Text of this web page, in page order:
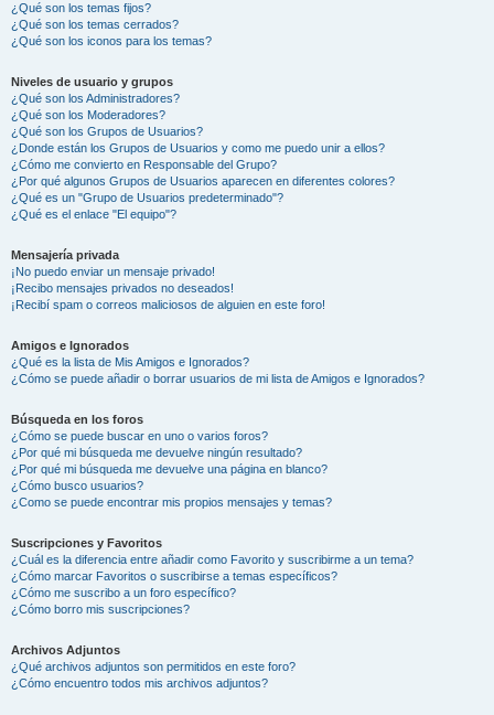
¿Qué son los temas fijos?
¿Qué son los temas cerrados?
¿Qué son los iconos para los temas?
Niveles de usuario y grupos
¿Qué son los Administradores?
¿Qué son los Moderadores?
¿Qué son los Grupos de Usuarios?
¿Donde están los Grupos de Usuarios y como me puedo unir a ellos?
¿Cómo me convierto en Responsable del Grupo?
¿Por qué algunos Grupos de Usuarios aparecen en diferentes colores?
¿Qué es un "Grupo de Usuarios predeterminado"?
¿Qué es el enlace "El equipo"?
Mensajería privada
¡No puedo enviar un mensaje privado!
¡Recibo mensajes privados no deseados!
¡Recibí spam o correos maliciosos de alguien en este foro!
Amigos e Ignorados
¿Qué es la lista de Mis Amigos e Ignorados?
¿Cómo se puede añadir o borrar usuarios de mi lista de Amigos e Ignorados?
Búsqueda en los foros
¿Cómo se puede buscar en uno o varios foros?
¿Por qué mi búsqueda me devuelve ningún resultado?
¿Por qué mi búsqueda me devuelve una página en blanco?
¿Cómo busco usuarios?
¿Como se puede encontrar mis propios mensajes y temas?
Suscripciones y Favoritos
¿Cuál es la diferencia entre añadir como Favorito y suscribirme a un tema?
¿Cómo marcar Favoritos o suscribirse a temas específicos?
¿Cómo me suscribo a un foro específico?
¿Cómo borro mis suscripciones?
Archivos Adjuntos
¿Qué archivos adjuntos son permitidos en este foro?
¿Cómo encuentro todos mis archivos adjuntos?